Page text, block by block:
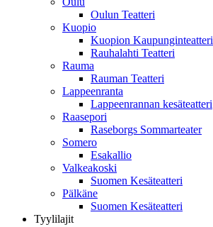
Oulun Teatteri
Kuopio
Kuopion Kaupunginteatteri
Rauhalahti Teatteri
Rauma
Rauman Teatteri
Lappeenranta
Lappeenrannan kesäteatteri
Raasepori
Raseborgs Sommarteater
Somero
Esakallio
Valkeakoski
Suomen Kesäteatteri
Pälkäne
Suomen Kesäteatteri
Tyylilajit